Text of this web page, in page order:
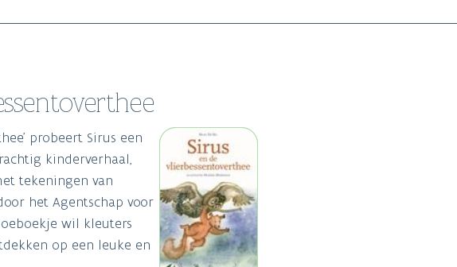
probeert Sirus een
kinderverhaal,
tekeningen van
het Agentschap voor
wil kleuters
op een leuke en